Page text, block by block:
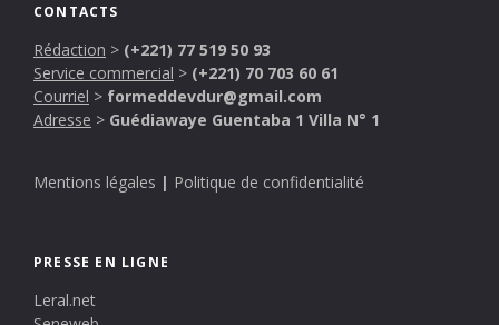
CONTACTS
Rédaction > (+221) 77 519 50 93
Service commercial > (+221) 70 703 60 61
Courriel > formeddevdur@gmail.com
Adresse > Guédiawaye Guentaba 1 Villa N° 1
Mentions légales | Politique de confidentialité
PRESSE EN LIGNE
Leral.net